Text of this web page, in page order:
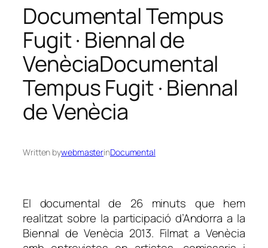
Documental Tempus
Fugit · Biennal de
VenèciaDocumental
Tempus Fugit · Biennal
de Venècia
Written bywebmasterinDocumental
El documental de 26 minuts que hem
realitzat sobre la participació d’Andorra a la
Biennal de Venècia 2013. Filmat a Venècia